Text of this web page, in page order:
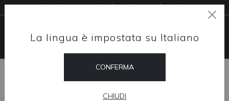
La lingua è impostata su Italiano
CONFERMA
CHIUDI
Livraison gratuite dans le monde entier